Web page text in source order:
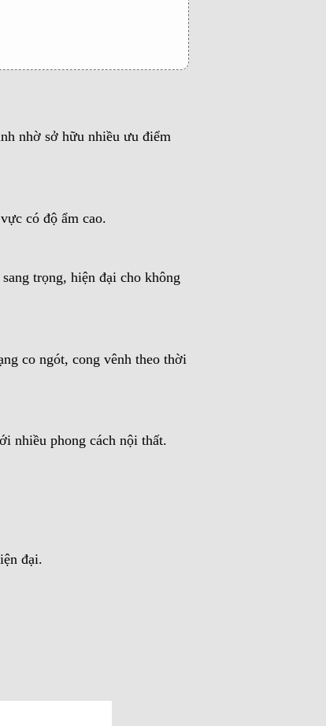
nhờ sở hữu nhiều ưu điểm
có độ ẩm cao.
trọng, hiện đại cho không
co ngót, cong vênh theo thời
nhiều phong cách nội thất.
đại.